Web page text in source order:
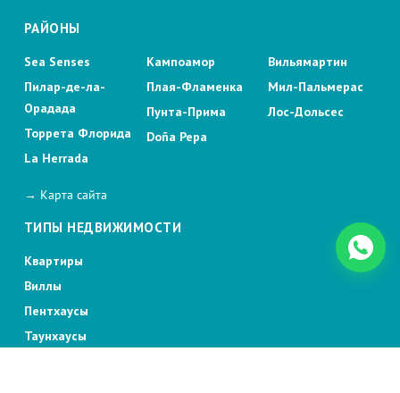
РАЙОНЫ
Sea Senses
Пилар-де-ла-
Орадада
Торрета Флорида
La Herrada
Кампоамор
Плая-Фламенка
Пунта-Прима
Doña Pepa
Вильямартин
Мил-Пальмерас
Лос-Дольсес
→ Карта сайта
ТИПЫ НЕДВИЖИМОСТИ
Квартиры
Виллы
Пентхаусы
Таунхаусы